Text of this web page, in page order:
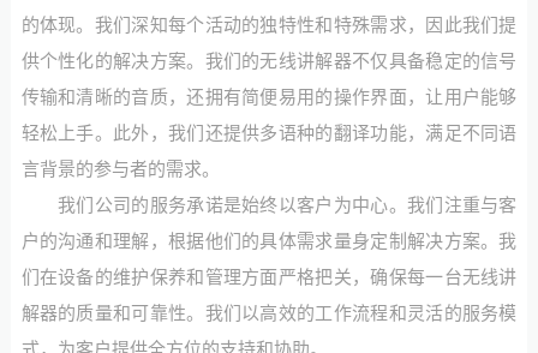
的体现。我们深知每个活动的独特性和特殊需求，因此我们提
供个性化的解决方案。我们的无线讲解器不仅具备稳定的信号
传输和清晰的音质，还拥有简便易用的操作界面，让用户能够
轻松上手。此外，我们还提供多语种的翻译功能，满足不同语
言背景的参与者的需求。
我们公司的服务承诺是始终以客户为中心。我们注重与客
户的沟通和理解，根据他们的具体需求量身定制解决方案。我
们在设备的维护保养和管理方面严格把关，确保每一台无线讲
解器的质量和可靠性。我们以高效的工作流程和灵活的服务模